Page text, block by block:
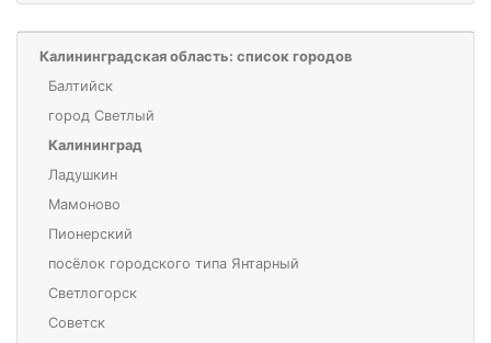
Калининградская область: список городов
Балтийск
город Светлый
Калининград
Ладушкин
Мамоново
Пионерский
посёлок городского типа Янтарный
Светлогорск
Советск